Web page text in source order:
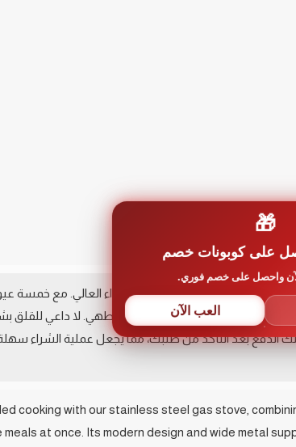
والذي يجمع بين الأناقة والأداء العالي. مع خمسة
لك الثبات والأمان أثناء الطهي. لا داعي للقلق
الدفع بعد التأكد من طلبك، مما يجعل عملية الشراء
cooking with our stainless steel gas stove,
meals at once. Its modern design and wide metal
🎁
على كوبونات خصم
واحصل على خصم فوري.
العب الآن